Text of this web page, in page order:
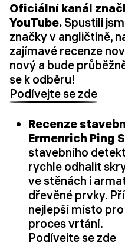
Oficiální kanál
YouTube. Spustili
značky v angličtině,
zajímavé recenze
nový a bude
se k odběru!
Podívejte se zde
Recenze
Ermenrich Ping
stavebního
rychle odhalit
ve stěnách i
dřevěné prvky.
nejlepší místo
proces vrtání.
Podívejte se zde